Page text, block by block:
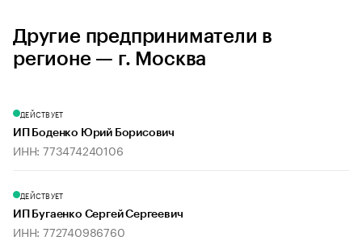
Другие предприниматели в
регионе — г. Москва
ДЕЙСТВУЕТ
ИП Боденко Юрий Борисович
ИНН: 773474240106
ДЕЙСТВУЕТ
ИП Бугаенко Сергей Сергеевич
ИНН: 772740986760